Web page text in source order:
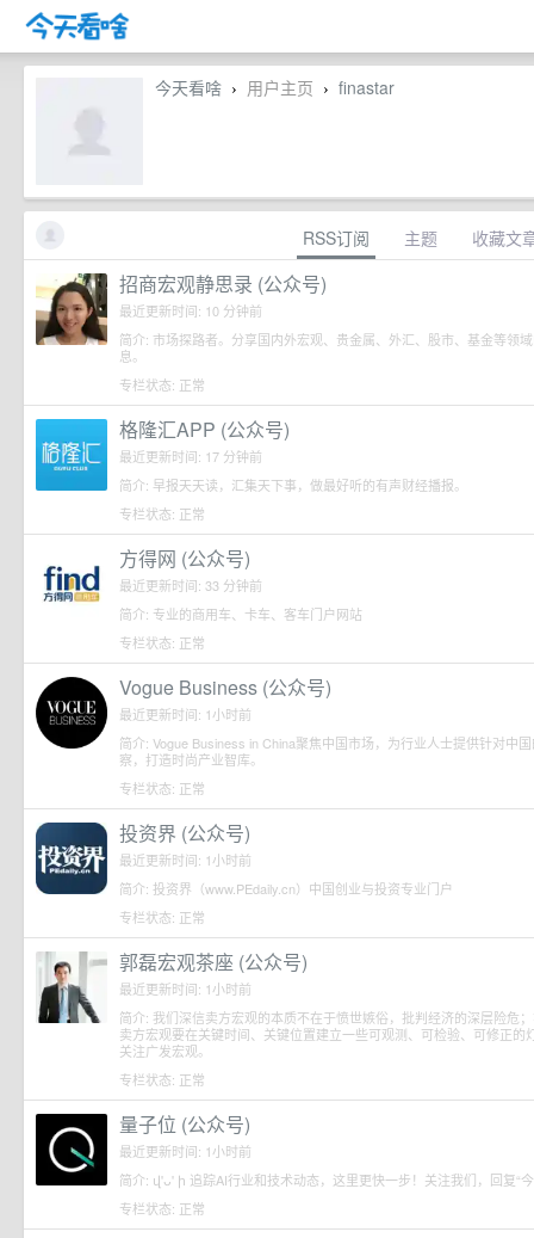
今天看啥 › 用户主页 › finastar
RSS订阅 主题 收藏文
招商宏观静思录 (公众号)
最近更新时间: 10 分钟前
简介: 市场探路者。分享国内外宏观、贵金属、外汇、股市、基金等领
息。
专栏状态: 正常
格隆汇APP (公众号)
最近更新时间: 17 分钟前
简介: 早报天天读，汇集天下事，做最好听的有声财经播报。
专栏状态: 正常
方得网 (公众号)
最近更新时间: 33 分钟前
简介: 专业的商用车、卡车、客车门户网站
专栏状态: 正常
Vogue Business (公众号)
最近更新时间: 1小时前
简介: Vogue Business in China聚焦中国市场，为行业人士提供针对中
察，打造时尚产业智库。
专栏状态: 正常
投资界 (公众号)
最近更新时间: 1小时前
简介: 投资界（www.PEdaily.cn）中国创业与投资专业门户
专栏状态: 正常
郭磊宏观茶座 (公众号)
最近更新时间: 1小时前
简介: 我们深信卖方宏观的本质不在于愤世嫉俗，批判经济的深层险危
卖方宏观要在关键时间、关键位置建立一些可观测、可检验、可修正
关注广发宏观。
专栏状态: 正常
量子位 (公众号)
最近更新时间: 1小时前
简介: վ'ᴗ' ի 追踪AI行业和技术动态，这里更快一步！关注我们，回复“
专栏状态: 正常